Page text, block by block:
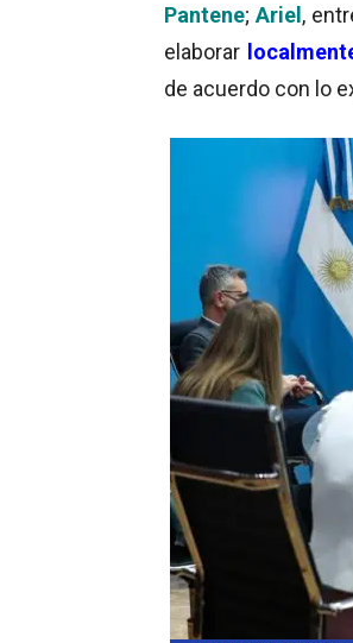
Pantene;Ariel,
elaborar
de acuerdo con lo